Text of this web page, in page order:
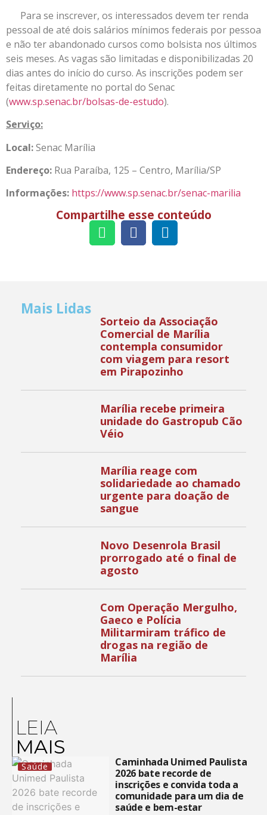
Para se inscrever, os interessados devem ter renda
pessoal de até dois salários mínimos federais por pessoa
e não ter abandonado cursos como bolsista nos últimos
seis meses. As vagas são limitadas e disponibilizadas 20
dias antes do início do curso. As inscrições podem ser
feitas diretamente no portal do Senac
(www.sp.senac.br/bolsas-de-estudo).
Serviço:
Local:Senac Marília
Endereço: Rua Paraíba, 125 – Centro, Marília/SP
Informações: https://www.sp.senac.br/senac-marilia
Compartilhe esse conteúdo
Mais Lidas
Sorteio da Associação
Comercial de Marília
contempla consumidor
com viagem para resort
em Pirapozinho
Marília recebe primeira
unidade do Gastropub Cão
Véio
Marília reage com
solidariedade ao chamado
urgente para doação de
sangue
Novo Desenrola Brasil
prorrogado até o final de
agosto
Com Operação Mergulho,
Gaeco e Polícia
Militarmiram tráfico de
drogas na região de
Marília
LEIA
MAIS
Saúde
Caminhada Unimed Paulista
2026 bate recorde de
inscrições e convida toda a
comunidade para um dia de
saúde e bem-estar